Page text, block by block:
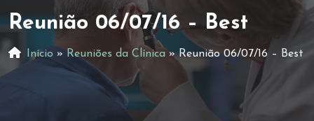
Reunião 06/07/16 – Best
Início » Reuniões da Clínica »Reunião 06/07/16 – Best